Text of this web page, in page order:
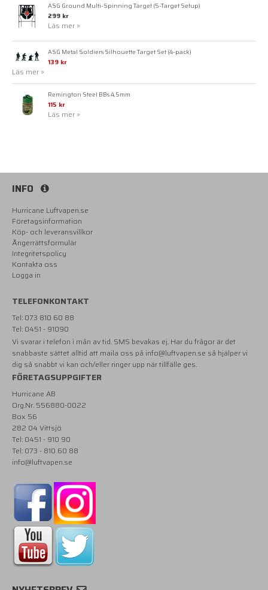
ASG Ground Multi-Spinning Target (5-Target Setup)
299 kr
Läs mer »
ASG Metal Soldiers Silhouette Target Set (4-pack)
139 kr
Läs mer »
Remington Steel BBs 4,5mm
115 kr
Läs mer »
INFO
Hurricane Luftvapen.se
Företagsinformation
Köp- och leveransvillkor
Ångerrättsformulär
Integritetspolicy
Kontakta oss
Logga in
TELEFONKONTAKT
Tel: 073 810 60 88
Tel: 0451 - 91090
Vi svarar i telefon i mån av tid. SMS bevakas ej. Har du frågor är det
snabbaste sättet alltid att maila oss på info@luftvapen.se så hjälper vi
dig så snabbt vi kan och/eller ringer upp när tillfälle ges.
FÖRETAGSUPPGIFTER
Hurricane AB
Org.Nr. 556880-0022
Box 56
282 04 Vittsjö
Tel: 0451 - 910 90
Tel: 073 - 810 60 88
info@luftvapen.se